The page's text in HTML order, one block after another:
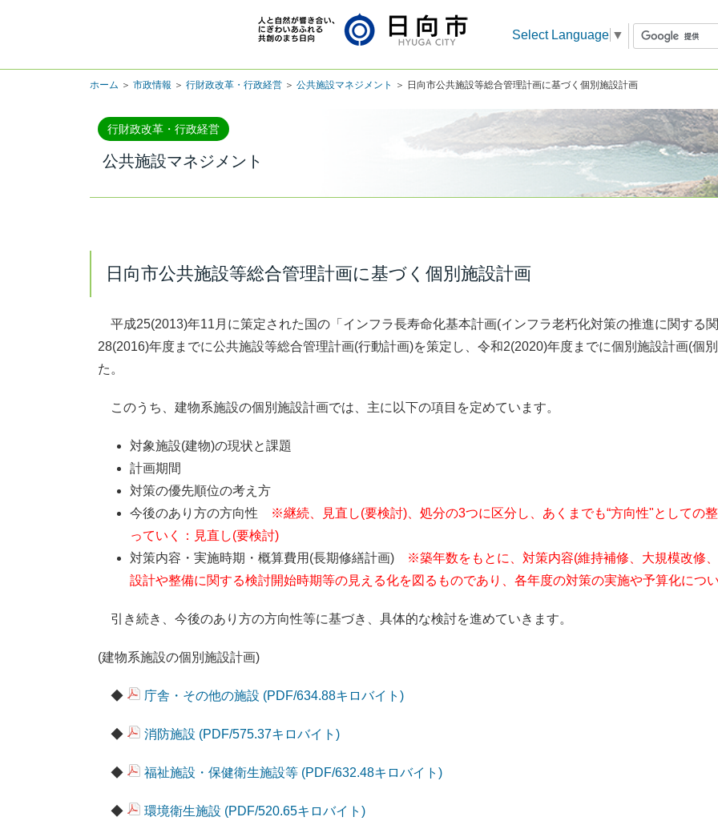
Select Language ▼
ホーム ＞ 市政情報 ＞ 行財政改革・行政経営 ＞ 公共施設マネジメント ＞ 日向市公共施設等総合管理計画に基づく個別施設計画
行財政改革・行政経営
公共施設マネジメント
日向市公共施設等総合管理計画に基づく個別施設計画
平成25(2013)年11月に策定された国の「インフラ長寿命化基本計画(インフラ老朽化対策の推進に関する
28(2016)年度までに公共施設等総合管理計画(行動計画)を策定し、令和2(2020)年度までに個別施設計画(個
た。
このうち、建物系施設の個別施設計画では、主に以下の項目を定めています。
対象施設(建物)の現状と課題
計画期間
対策の優先順位の考え方
今後のあり方の方向性
※継続、見直し(要検討)、処分の3つに区分し、あくまでも“方向性"としての
っていく：見直し(要検討)
対策内容・実施時期・概算費用(長期修繕計画)
※築年数をもとに、対策内容(維持補修、大規模改修
設計や整備に関する検討開始時期等の見える化を図るものであり、各年度の対策の実施や予算化につ
引き続き、今後のあり方の方向性等に基づき、具体的な検討を進めていきます。
(建物系施設の個別施設計画)
◆ 庁舎・その他の施設 (PDF/634.88キロバイト)
◆ 消防施設 (PDF/575.37キロバイト)
◆ 福祉施設・保健衛生施設等 (PDF/632.48キロバイト)
◆ 環境衛生施設 (PDF/520.65キロバイト)